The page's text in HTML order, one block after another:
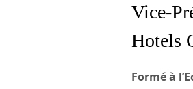
Vice-
Hotels
Formé à